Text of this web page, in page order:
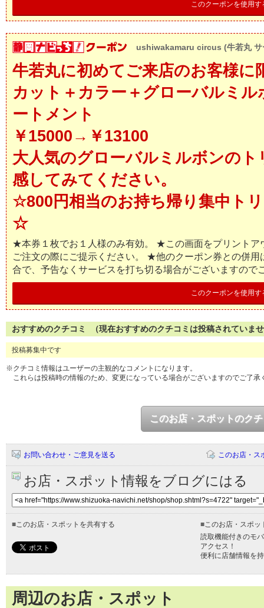
このクーポンを使用す
ushiwakamaru circus (牛若丸 サ
牛若丸に初めてご来店のお客様に
カット＋カラー＋グローバルミ
ートメント
￥15000→￥13100
大人気のグローバルミルボンのト
感してみてください。
☆800円相当のお持ち帰り集中ト
☆
★本券１枚でお１人様のみ有効。 ★この画面をプリントア
ご注文の際にご提示ください。 ★他のクーポン券との併
合で、予告なくサービスを打ち切る場合がございますので
このクーポンを使用す
おすすめのクチコミ （現在おすすめのクチコミは投稿されていま
投稿募集中です
※クチコミ情報はユーザーの主観的なコメントになります。
これらは投稿時の情報のため、変更になっている場合がございますのでご了承
このお店・スポットのク
お問い合わせ・ご意見を送る このお店・ス
お店・スポット情報をブログにはる
■このお店・スポットを共有する ■このお店・スポッ
読取機能付きのモ
アクセス！
便利に店舗情報を
周辺のお店・スポット